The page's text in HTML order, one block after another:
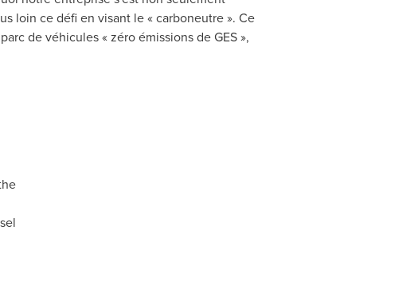
loin ce défi en visant le « carboneutre ». Ce
de véhicules « zéro émissions de GES »,